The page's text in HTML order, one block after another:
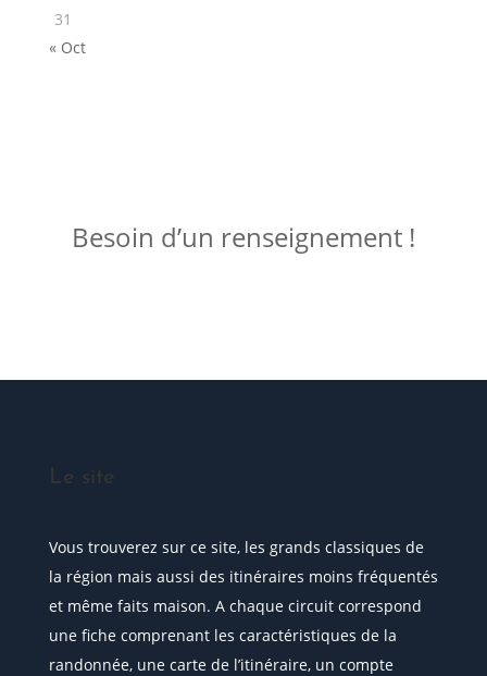
31
« Oct
Besoin d’un renseignement !
Le site
Vous trouverez sur ce site, les grands classiques de
la région mais aussi des itinéraires moins fréquentés
et même faits maison. A chaque circuit correspond
une fiche comprenant les caractéristiques de la
randonnée, une carte de l’itinéraire, un compte